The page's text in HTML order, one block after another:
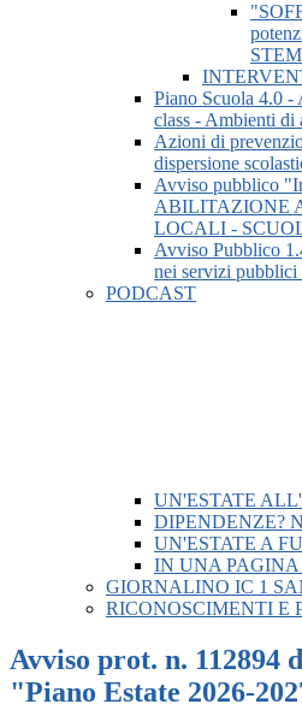
Piano Scuola 4.0 -
class - Ambienti di
Azioni di
dispersione
Avviso pubblico
ABILITAZIONE
LOCALI -
Avviso Pubblico
nei servizi
PODCAST
UN'ESTATE
DIPENDENZE?
UN'ESTATE A
IN UNA PAGINA
GIORNALINO IC 1
RICONOSCIMENTI E
Avviso prot. n. 112894
"Piano Estate 2026-